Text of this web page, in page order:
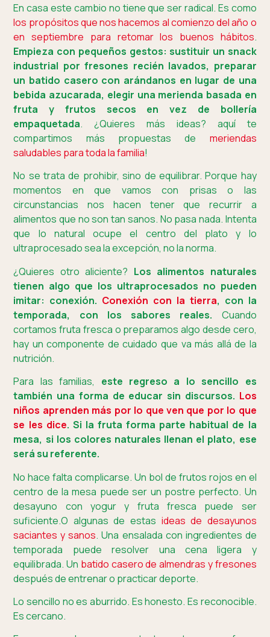
En casa este cambio no tiene que ser radical. Es como
los propósitos que nos hacemos al comienzo del año o
en septiembre para retomar los buenos hábitos.
Empieza con pequeños gestos: sustituir un snack
industrial por fresones recién lavados, preparar
un batido casero con arándanos en lugar de una
bebida azucarada, elegir una merienda basada en
fruta y frutos secos en vez de bollería
empaquetada. ¿Quieres más ideas? aquí te
compartimos más propuestas de meriendas
saludables para toda la familia!
No se trata de prohibir, sino de equilibrar. Porque hay
momentos en que vamos con prisas o las
circunstancias nos hacen tener que recurrir a
alimentos que no son tan sanos. No pasa nada. Intenta
que lo natural ocupe el centro del plato y lo
ultraprocesado sea la excepción, no la norma.
¿Quieres otro aliciente? Los alimentos naturales
tienen algo que los ultraprocesados no pueden
imitar: conexión. Conexión con la tierra, con la
temporada, con los sabores reales. Cuando
cortamos fruta fresca o preparamos algo desde cero,
hay un componente de cuidado que va más allá de la
nutrición.
Para las familias, este regreso a lo sencillo es
también una forma de educar sin discursos. Los
niños aprenden más por lo que ven que por lo que
se les dice. Si la fruta forma parte habitual de la
mesa, si los colores naturales llenan el plato, ese
será su referente.
No hace falta complicarse. Un bol de frutos rojos en el
centro de la mesa puede ser un postre perfecto. Un
desayuno con yogur y fruta fresca puede ser
suficiente.O algunas de estas ideas de desayunos
saciantes y sanos. Una ensalada con ingredientes de
temporada puede resolver una cena ligera y
equilibrada. Un batido casero de almendras y fresones
después de entrenar o practicar deporte.
Lo sencillo no es aburrido. Es honesto. Es reconocible.
Es cercano.